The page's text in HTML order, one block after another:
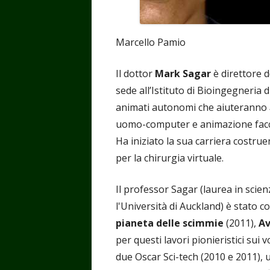
Marcello Pamio
Il dottor Mark Sagarè direttore
sede all’Istituto di Bioingegneria
animati autonomi che
uomo-computer e animazione
Ha iniziato la sua carriera
per la chirurgia virtuale.
Il professor Sagar (laurea in
l'Università di Auckland) è stato
pianeta delle scimmie (2011),
per questi lavori pionieristici sui
due Oscar Sci-tech (2010 e 2011),